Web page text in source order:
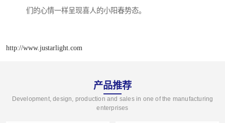
们的心情一样呈现喜人的小阳春势态。
http://www.justarlight.com
产品推荐
Development, design, production and sales in one of the manufacturing
enterprises